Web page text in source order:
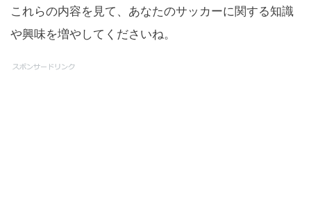
これらの内容を見て、あなたのサッカーに関する知識
や興味を増やしてくださいね。